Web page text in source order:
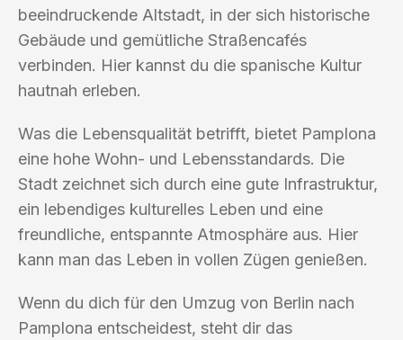
beeindruckende Altstadt, in der sich historische
Gebäude und gemütliche Straßencafés
verbinden. Hier kannst du die spanische Kultur
hautnah erleben.
Was die Lebensqualität betrifft, bietet Pamplona
eine hohe Wohn- und Lebensstandards. Die
Stadt zeichnet sich durch eine gute Infrastruktur,
ein lebendiges kulturelles Leben und eine
freundliche, entspannte Atmosphäre aus. Hier
kann man das Leben in vollen Zügen genießen.
Wenn du dich für den Umzug von Berlin nach
Pamplona entscheidest, steht dir das